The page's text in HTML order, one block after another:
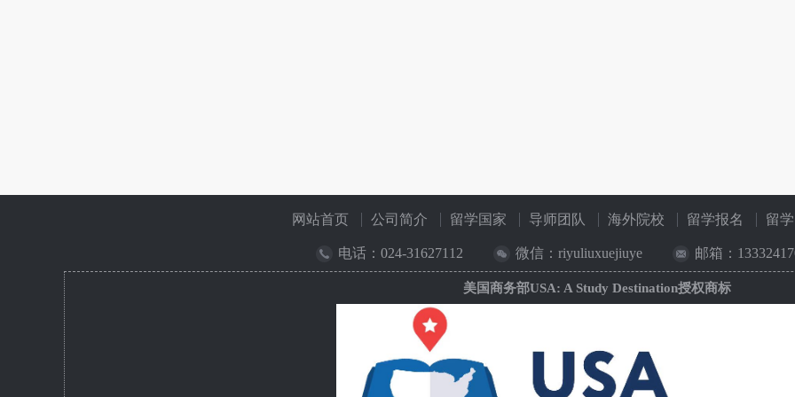
网站首页 公司简介 留学国家 导师团队 海外院校 留学报名 留
电话： 024-31627112 微信：riyuliuxuejiuye 邮箱：
美国商务部USA: A Study Destination授权商标